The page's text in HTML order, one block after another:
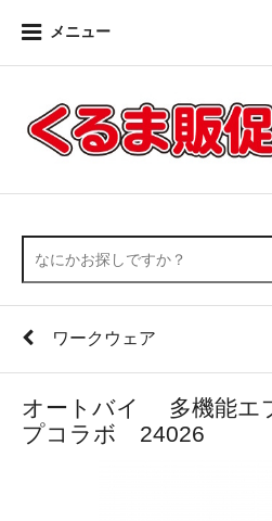
メニュー
ワークウェア
オートバイ 多機能エ
プコラボ 24026